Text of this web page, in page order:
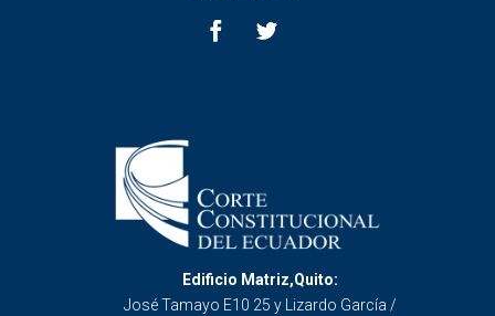
Edificio Matriz,Quito:
José Tamayo E10 25 y Lizardo García /